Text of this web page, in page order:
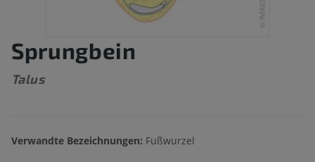
Sprungbein
Talus
Verwandte Bezeichnungen: Fußwurzel